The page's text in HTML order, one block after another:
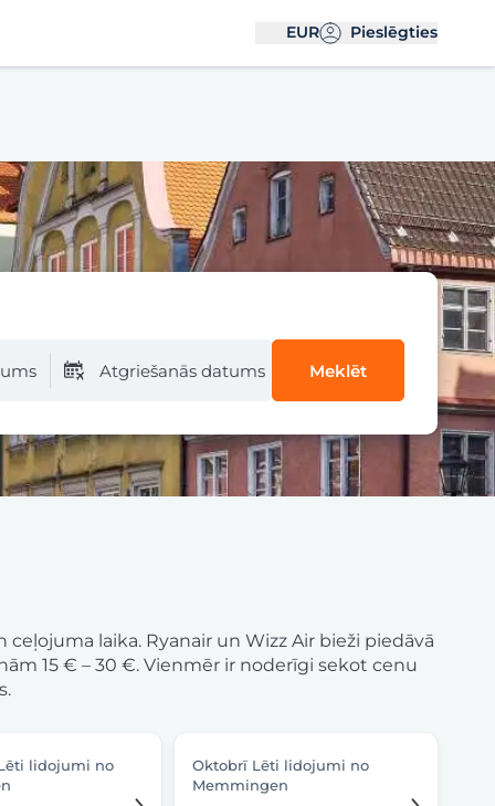
EUR Pieslēgties
Atgriešanās datums Meklēt
laika. Ryanair un Wizz Air bieži piedāvā
15 € – 30 €. Vienmēr ir noderīgi sekot cenu
lidojumi no
Oktobrī Lēti lidojumi no
Memmingen